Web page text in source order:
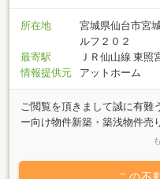
所在地
宮城県仙台市宮
ルフ２０２
最寄駅
ＪＲ仙山線 東照
情報提供元
アットホーム
ご閲覧を頂きまして誠に有難
ー向け物件新築・築浅物件売
貸物件ｅｔｃ．．．豊富な知